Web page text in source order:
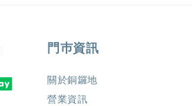
門巿資訊
關於銅鑼地
營業資訊